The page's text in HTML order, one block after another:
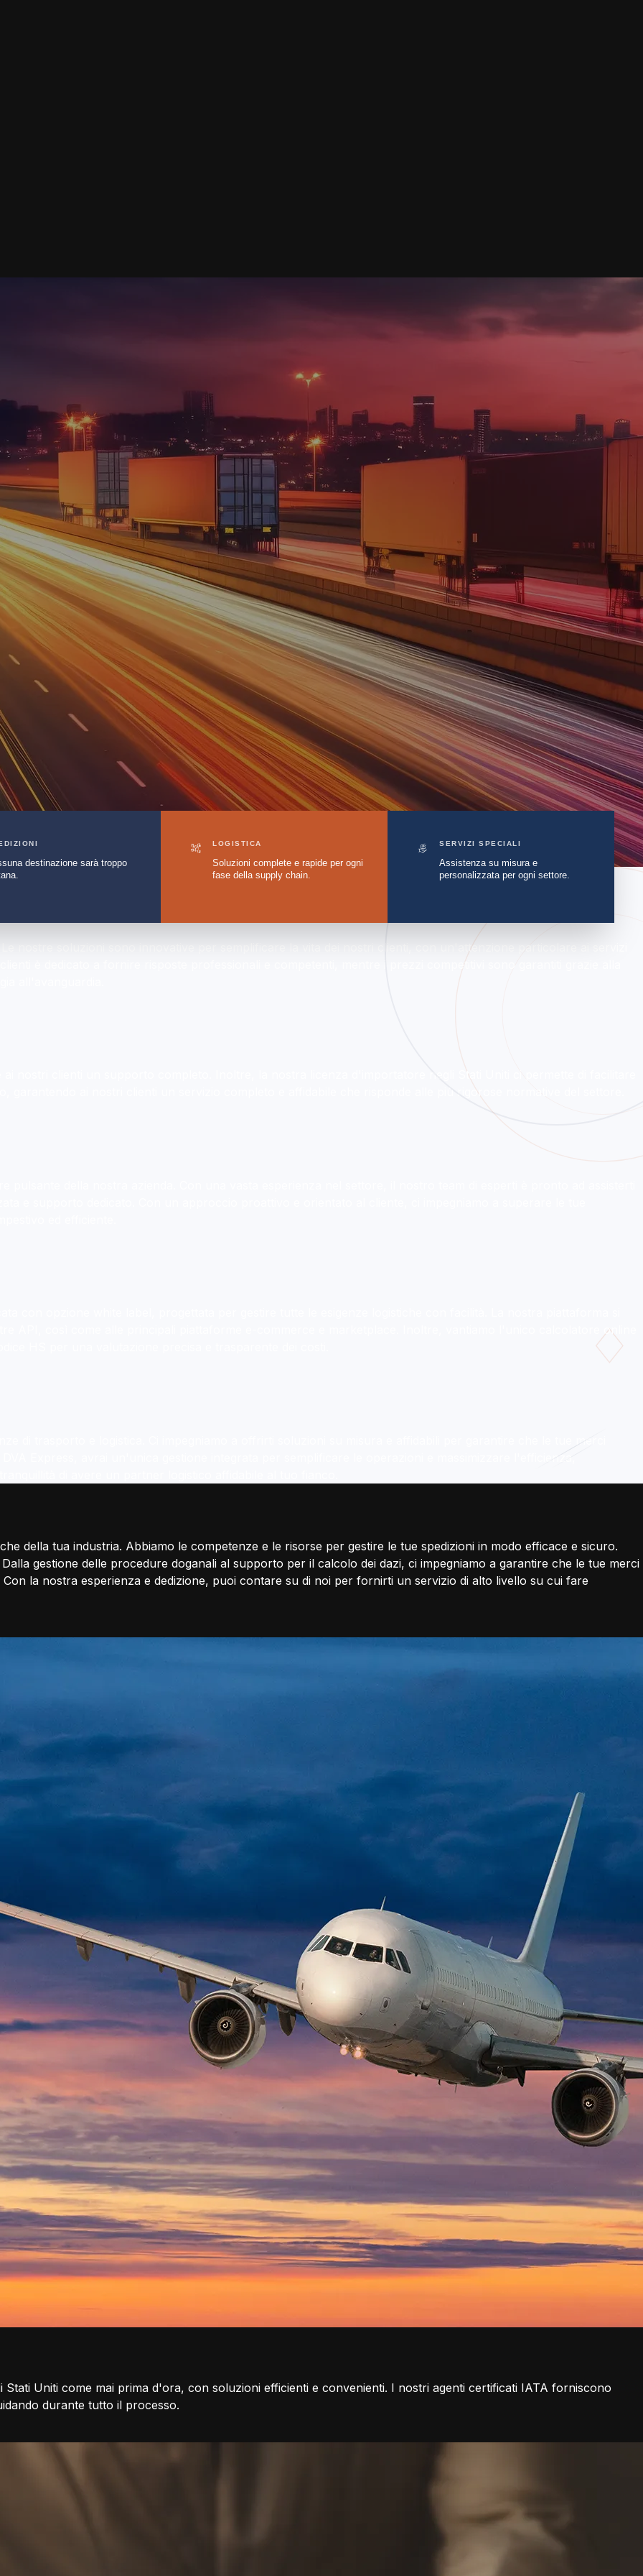
evolve
speciali, magazzinaggio e
destinazione sarà troppo
LOGISTICA
Soluzioni complete e rapide per ogni
fase della supply chain.
SERVIZI SPECIALI
Assistenza su misura e
personalizzata per ogni settore.
nostre soluzioni sono innovative per semplificare la vita dei nostri clienti, con un'attenzione particolare ai servizi
è dedicato a fornire risposte professionali e competenti, mentre i prezzi competitivi sono garantiti grazie alla
nostri clienti un supporto completo. Inoltre, la nostra licenza d'importatore negli Stati Uniti ci permette di facilitare
garantendo ai nostri clienti un servizio completo e affidabile che risponde alle più rigorose normative del settore.
con opzione white label, progettata per gestire tutte le esigenze logistiche con facilità. La nostra piattaforma si
API, così come alle principali piattaforme e-commerce e marketplace. Inoltre, vantiamo l'unico calcolatore online
HS per una valutazione precisa e trasparente dei costi.
di trasporto e logistica. Ci impegniamo a offrirti soluzioni su misura e affidabili per garantire che le tue merci
Express, avrai un'unica gestione integrata per semplificare le operazioni e massimizzare l'efficienza,
della tua industria. Abbiamo le competenze e le risorse per gestire le tue spedizioni in modo efficace e sicuro.
gestione delle procedure doganali al supporto per il calcolo dei dazi, ci impegniamo a garantire che le tue merci
la nostra esperienza e dedizione, puoi contare su di noi per fornirti un servizio di alto livello su cui fare
Uniti come mai prima d'ora, con soluzioni efficienti e convenienti. I nostri agenti certificati IATA forniscono
durante tutto il processo.